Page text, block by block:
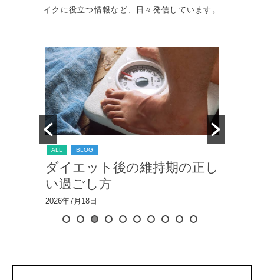
イクに役立つ情報など、日々発信しています。
ALL BLOG
ダイエット後の維持期の正し
い過ごし方
2026年7月18日